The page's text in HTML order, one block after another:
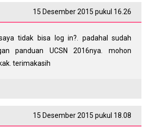
15 Desember 2015 pukul 16.26
tidak bisa log in?. padahal sudah
panduan UCSN 2016nya. mohon
terimakasih
15 Desember 2015 pukul 18.08